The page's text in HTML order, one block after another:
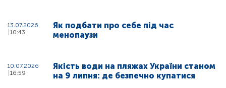
13.07.2026
10:43
Як подбати про себе під час
менопаузи
10.07.2026
16:59
Якість води на пляжах України станом
на 9 липня: де безпечно купатися